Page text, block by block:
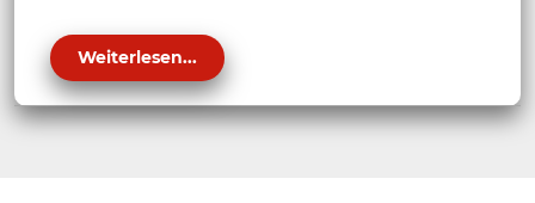
Weiterlesen...